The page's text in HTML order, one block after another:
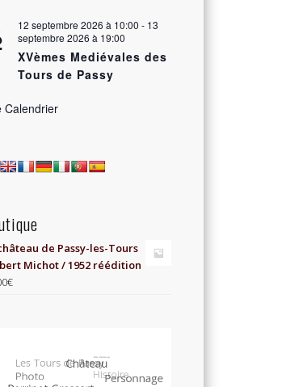
12 septembre 2026 à 10:00 - 13
septembre 2026 à 19:00
XVèmes Mediévales des
Tours de Passy
Calendrier
de Passy-les-Tours
Michot / 1952 réédition
€